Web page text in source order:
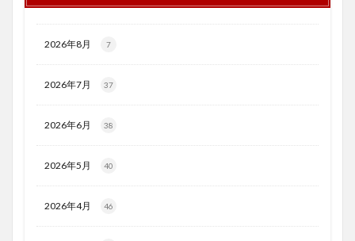
2026年8月 7
2026年7月 37
2026年6月 38
2026年5月 40
2026年4月 46